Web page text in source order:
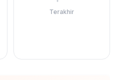
Terakhir